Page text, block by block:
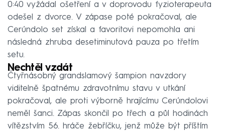
0:40 vyžádal ošetření a v doprovodu fyzioterapeuta
odešel z dvorce. V zápase poté pokračoval, ale
Cerúndolo set získal a favoritovi nepomohla ani
následná zhruba desetiminutová pauza po třetím
setu.
Nechtěl vzdát
Čtyřnásobný grandslamový šampion navzdory
viditelně špatnému zdravotnímu stavu v utkání
pokračoval, ale proti výborně hrajícímu Cerúndolovi
neměl šanci. Zápas skončil po třech a půl hodinách
vítězstvím 56. hráče žebříčku, jenž může být příštím